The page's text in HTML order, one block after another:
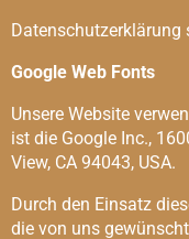
Datenschutzerklärung
Google Web Fonts
Unsere Website
ist die Google Inc.,
View, CA 94043, USA.
Durch den Einsatz
die von uns